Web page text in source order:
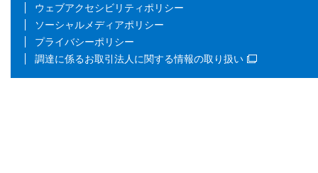
ウェブアクセシビリティポリシー
ソーシャルメディアポリシー
プライバシーポリシー
調達に係るお取引法人に関する情報の取り扱い